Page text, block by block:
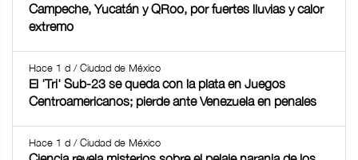
Campeche, Yucatán y QRoo, por fuertes lluvias y calor
extremo
Hace 1 d / Ciudad de México
El 'Tri' Sub-23 se queda con la plata en Juegos
Centroamericanos; pierde ante Venezuela en penales
Hace 1 d / Ciudad de México